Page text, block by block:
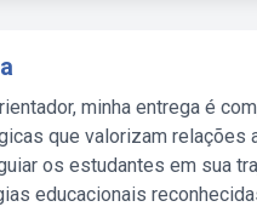
minha entrega é
que valorizam relações
os estudantes em sua
educacionais